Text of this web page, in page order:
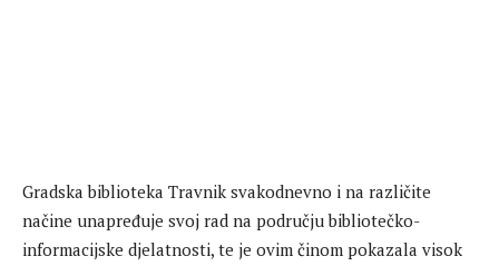
Gradska biblioteka Travnik svakodnevno i na različite
načine unapređuje svoj rad na području bibliotečko-
informacijske djelatnosti, te je ovim činom pokazala visok